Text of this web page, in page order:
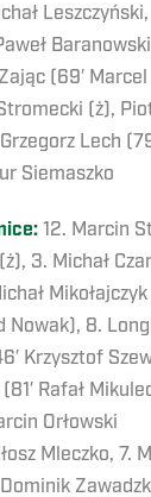
(69′
(ż),
Lech
Siemaszko
12. Marcin
3. Michał
Nowak), 8.
Krzysztof
Rafał
Orłowski
Mleczko, 7.